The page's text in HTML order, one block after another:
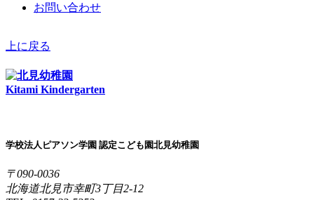
お問い合わせ
上に戻る
Kitami Kindergarten
学校法人ピアソン学園 認定こども園北見幼稚園
〒090-0036
北海道北見市幸町3丁目2-12